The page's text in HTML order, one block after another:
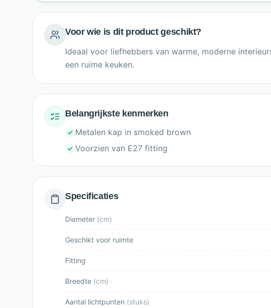
Voor wie is dit product geschikt?
Ideaal voor liefhebbers van warme, moderne
een ruime keuken.
Belangrijkste kenmerken
Metalen kap in smoked brown
Voorzien van E27 fitting
Specificaties
Diameter (cm)
Geschikt voor ruimte
Fitting
Breedte (cm)
Aantal lichtpunten (stuks)